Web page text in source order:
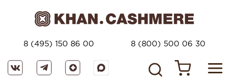
8 (495) 150 86 00 8 (800) 500 06 30